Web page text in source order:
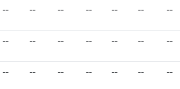
-- -- -- -- -- -- --
-- -- -- -- -- -- --
-- -- -- -- -- -- --